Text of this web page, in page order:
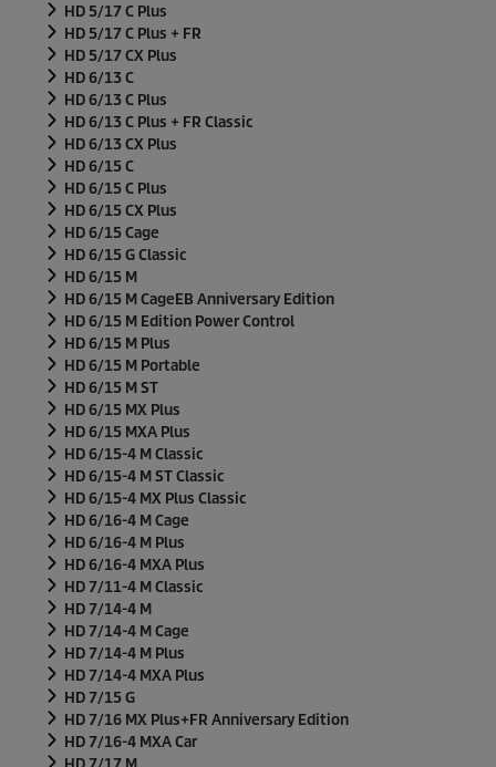
HD 5/17 C Plus
HD 5/17 C Plus + FR
HD 5/17 CX Plus
HD 6/13 C
HD 6/13 C Plus
HD 6/13 C Plus + FR Classic
HD 6/13 CX Plus
HD 6/15 C
HD 6/15 C Plus
HD 6/15 CX Plus
HD 6/15 Cage
HD 6/15 G Classic
HD 6/15 M
HD 6/15 M CageEB Anniversary Edition
HD 6/15 M Edition Power Control
HD 6/15 M Plus
HD 6/15 M Portable
HD 6/15 M ST
HD 6/15 MX Plus
HD 6/15 MXA Plus
HD 6/15-4 M Classic
HD 6/15-4 M ST Classic
HD 6/15-4 MX Plus Classic
HD 6/16-4 M Cage
HD 6/16-4 M Plus
HD 6/16-4 MXA Plus
HD 7/11-4 M Classic
HD 7/14-4 M
HD 7/14-4 M Cage
HD 7/14-4 M Plus
HD 7/14-4 MXA Plus
HD 7/15 G
HD 7/16 MX Plus+FR Anniversary Edition
HD 7/16-4 MXA Car